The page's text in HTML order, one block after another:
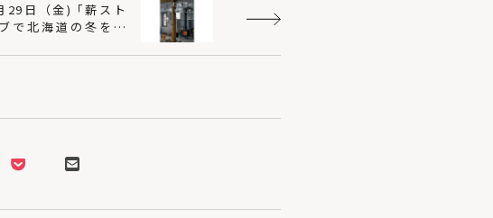
日（金) ｢薪スト
で北海道の冬を楽